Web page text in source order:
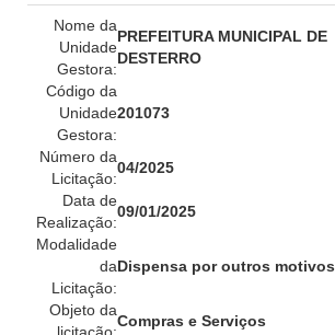
Nome da
Unidade
Gestora:
PREFEITURA MUNICIPAL DE
DESTERRO
Código da
Unidade
Gestora:
201073
Número da
Licitação:
04/2025
Data de
Realização:
09/01/2025
Modalidade
da
Licitação:
Dispensa por outros motivos
Objeto da
Compras e Serviços